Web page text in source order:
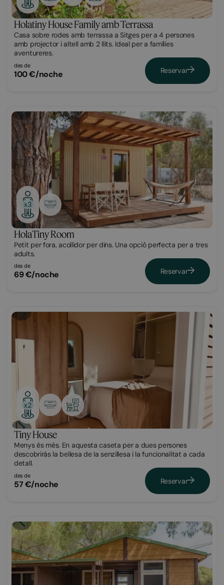
Holatiny House Family amb Terrassa
Casa sobre rodes amb terrassa a Sitges per a 4 persones
amb projector i altell amb 2 llits. Ideal per a famílies
aventureres.
des de
100 €/noche Reservar
Tiny
x3
HolaTiny Room
Petit per fora, acollidor per dins. Una opció perfecta per a tres
adults.
des de
69 €/noche Reservar
Tiny
x2
Tiny House
Menys és més. En aquesta caseta per a dues persones
descobriràs la bellesa de la senzillesa i la funcionalitat a cada
detall.
des de
57 €/noche Reservar
Bungalow